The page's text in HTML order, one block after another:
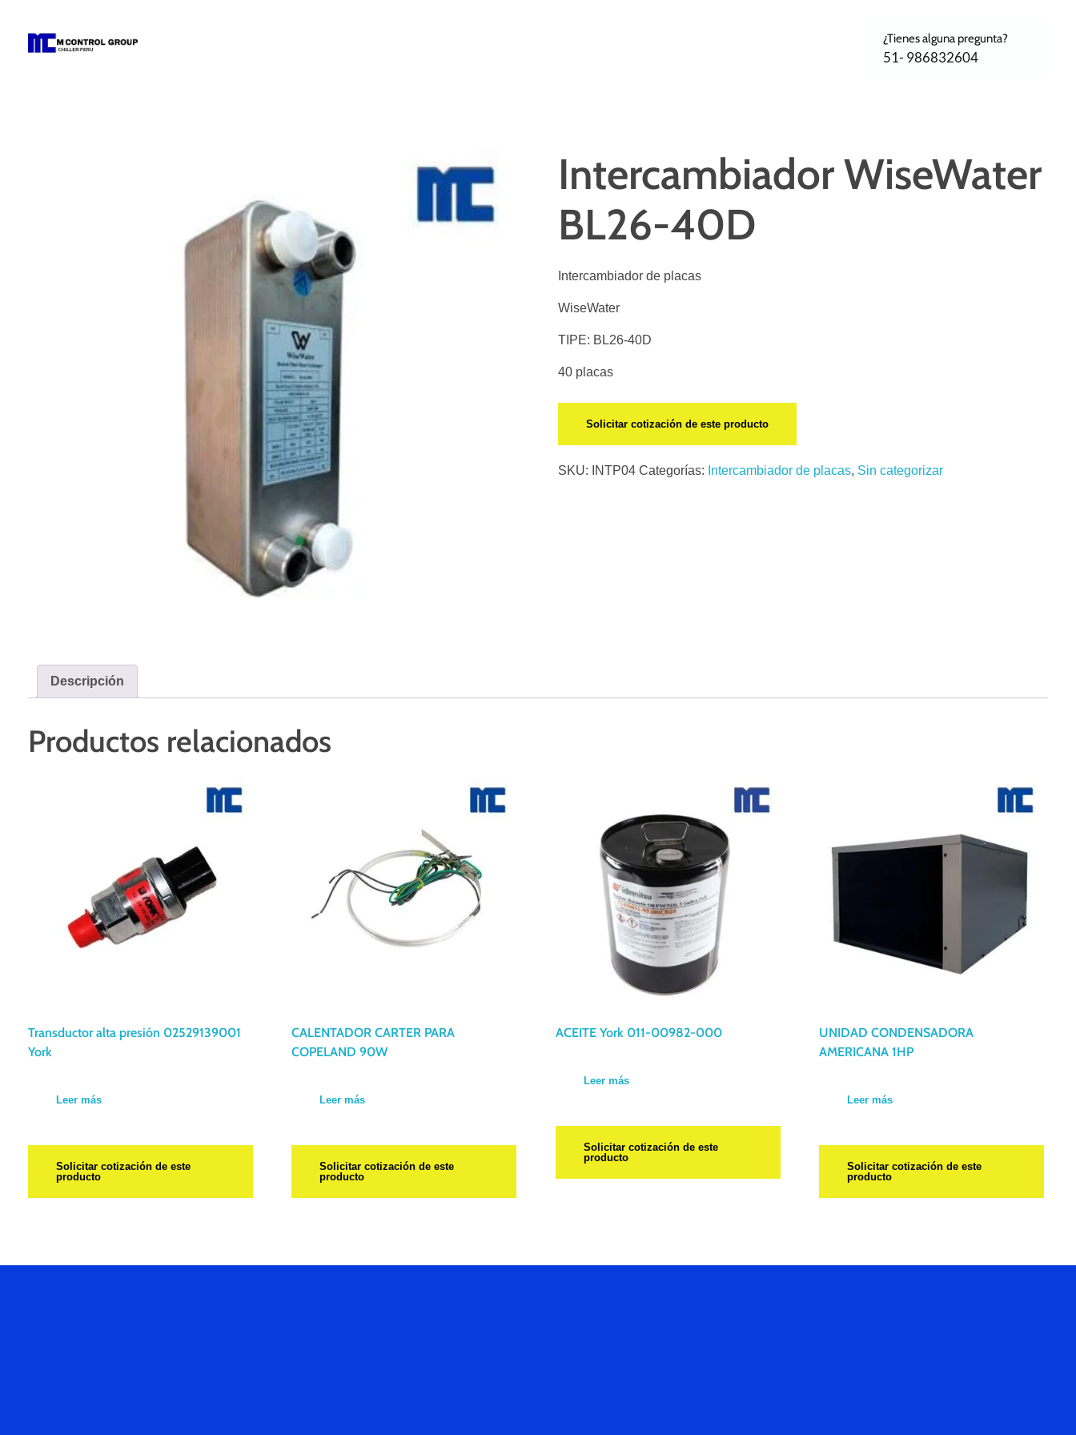
¿Tienes alguna pregunta?
51- 986832604
Intercambiador WiseWater
BL26-40D
Intercambiador de placas
WiseWater
TIPE: BL26-40D
40 placas
Solicitar cotización de este producto
SKU: INTP04 Categorías: Intercambiador de placas, Sin categorizar
Descripción
Productos relacionados
Transductor alta presión 02529139001
York
Leer más
Solicitar cotización de este
producto
CALENTADOR CARTER PARA
COPELAND 90W
Leer más
Solicitar cotización de este
producto
ACEITE York 011-00982-000
Leer más
Solicitar cotización de este
producto
UNIDAD CONDENSADORA
AMERICANA 1HP
Leer más
Solicitar cotización de este
producto